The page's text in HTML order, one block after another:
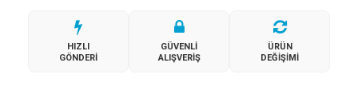
HIZLI
GÖNDERI
GÜVENLI
ALIŞVERIŞ
ÜRÜN
DEĞIŞIMI